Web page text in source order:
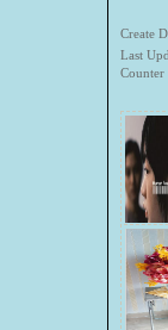
Create
Last
Counter